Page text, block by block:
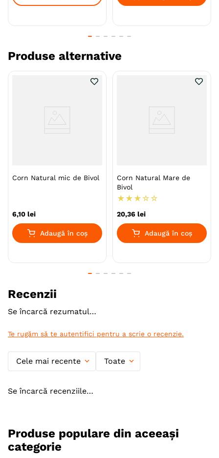
Produse alternative
Corn Natural mic de Bivol
6,10 lei
Adaugă în coș
Corn Natural Mare de
Bivol
★ ★ ★ ☆ ☆
20,36 lei
Adaugă în coș
Recenzii
Se încarcă rezumatul…
Te rugăm să te autentifici pentru a scrie o recenzie.
Cele mai recente Toate
Se încarcă recenziile…
Produse populare din aceeași
categorie